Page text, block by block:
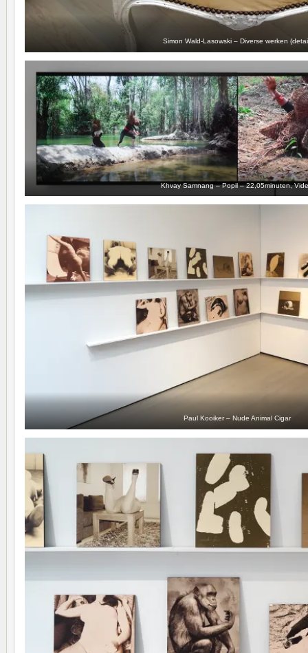
Simon Wald-Lasowski – Diverse werken
Khvay Samnang – Popil – 22,05minuten,
Paul Kooiker – Nude Animal Cigar